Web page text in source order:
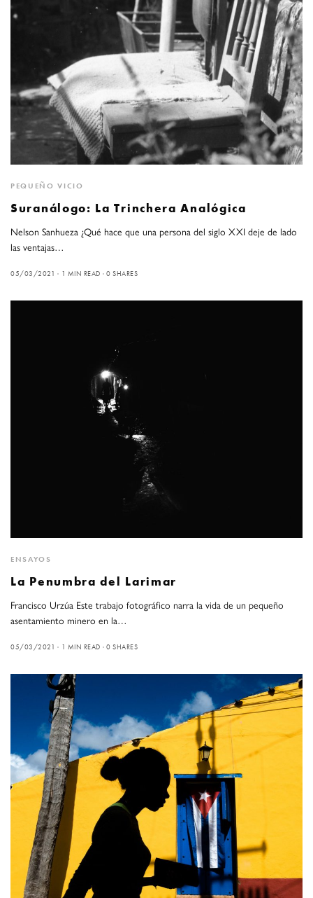
PEQUEÑO VICIO
Suranálogo: La Trinchera Analógica
Nelson Sanhueza ¿Qué hace que una persona del siglo XXI deje de lado
las ventajas…
05/03/2021 1 MIN READ 0 SHARES
ENSAYOS
La Penumbra del Larimar
Francisco Urzúa Este trabajo fotográfico narra la vida de un pequeño
asentamiento minero en la…
05/03/2021 1 MIN READ 0 SHARES